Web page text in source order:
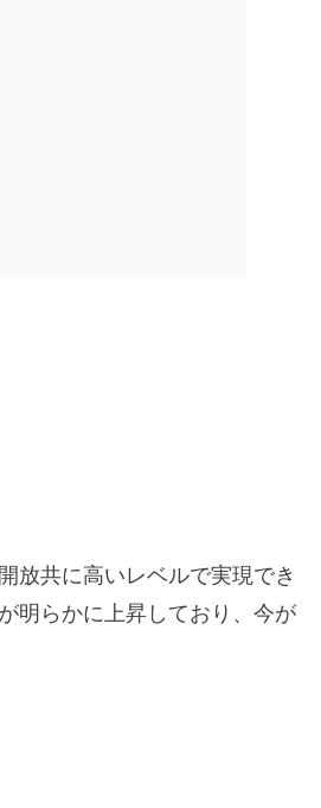
放共に高いレベルで実現でき
明らかに上昇しており、今が